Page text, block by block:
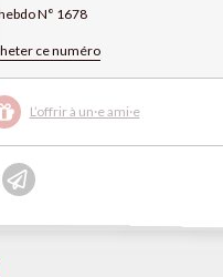
N° 1678
ce numéro
L’offrir à un·e ami·e